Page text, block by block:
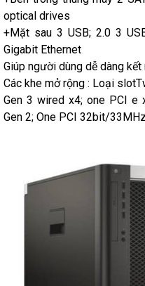
optical drives
+Mặt sau 3 USB; 2.0 3
Gigabit Ethernet
Giúp người dùng dễ dàng
Các khe mở rộng : Loại
Gen 3 wired x4; one PCI e
Gen 2; One PCI 32bit/